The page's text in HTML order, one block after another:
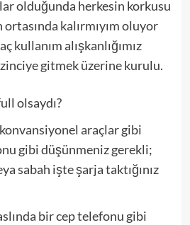
olduğunda herkesin korkusu
kalırmıyım oluyor
kullanım alışkanlığımız
gitmek üzerine kurulu.
olsaydı?
araçlar gibi
gibi düşünmeniz gerekli;
sabah işte şarja taktığınız
bir cep telefonu gibi